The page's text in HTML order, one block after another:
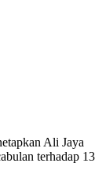
Ali Jaya
terhadap 13